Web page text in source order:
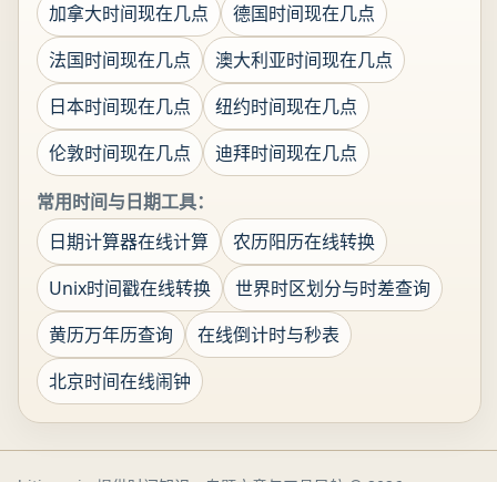
加拿大时间现在几点
德国时间现在几点
法国时间现在几点
澳大利亚时间现在几点
日本时间现在几点
纽约时间现在几点
伦敦时间现在几点
迪拜时间现在几点
常用时间与日期工具：
日期计算器在线计算
农历阳历在线转换
Unix时间戳在线转换
世界时区划分与时差查询
黄历万年历查询
在线倒计时与秒表
北京时间在线闹钟